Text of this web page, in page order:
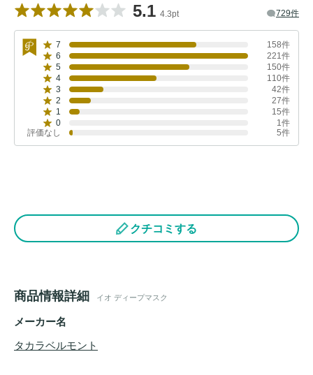
5.1 4.3pt 729件
7
158件
6
221件
5
150件
4
110件
3
42件
2
27件
1
15件
0
1件
評価なし
5件
クチコミする
商品情報詳細 イオ ディープマスク
メーカー名
タカラベルモント